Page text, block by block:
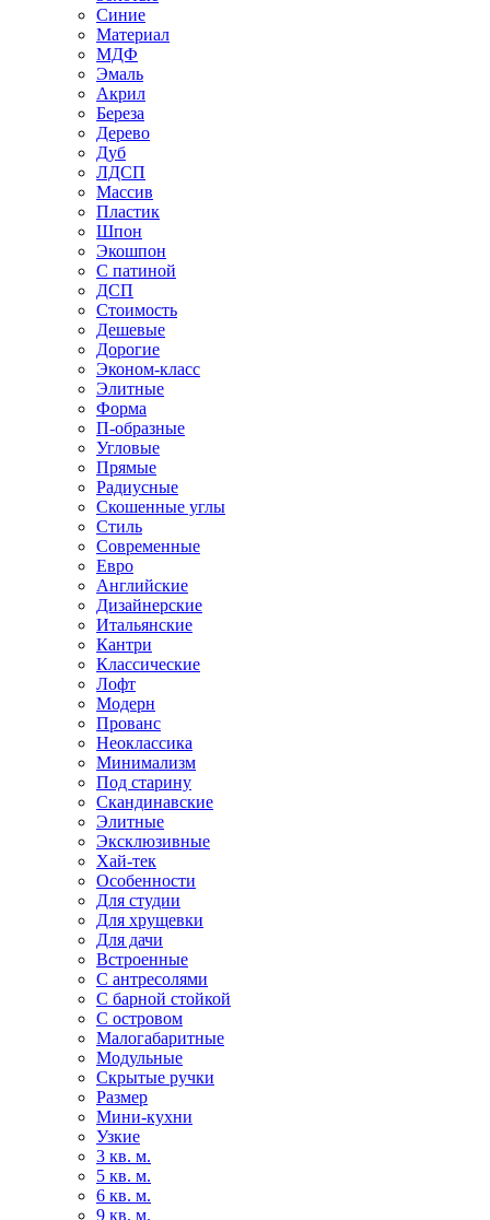
Синие
Материал
МДФ
Эмаль
Акрил
Береза
Дерево
Дуб
ЛДСП
Массив
Пластик
Шпон
Экошпон
С патиной
ДСП
Стоимость
Дешевые
Дорогие
Эконом-класс
Элитные
Форма
П-образные
Угловые
Прямые
Радиусные
Скошенные углы
Стиль
Современные
Евро
Английские
Дизайнерские
Итальянские
Кантри
Классические
Лофт
Модерн
Прованс
Неоклассика
Минимализм
Под старину
Скандинавские
Элитные
Эксклюзивные
Хай-тек
Особенности
Для студии
Для хрущевки
Для дачи
Встроенные
С антресолями
С барной стойкой
С островом
Малогабаритные
Модульные
Скрытые ручки
Размер
Мини-кухни
Узкие
3 кв. м.
5 кв. м.
6 кв. м.
9 кв. м.